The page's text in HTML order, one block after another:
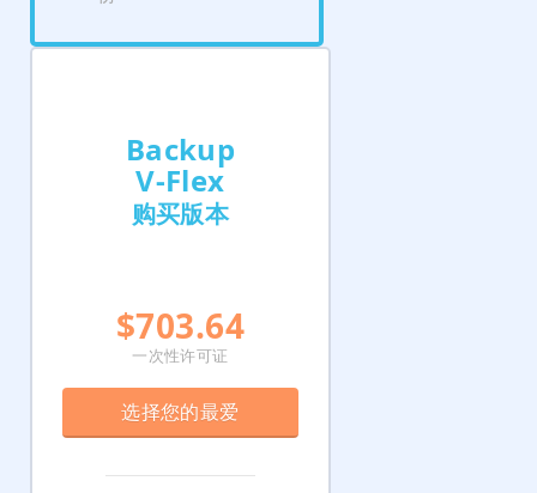
Backup
V‑Flex
购买版本
$703.64
一次性许可证
选择您的最爱